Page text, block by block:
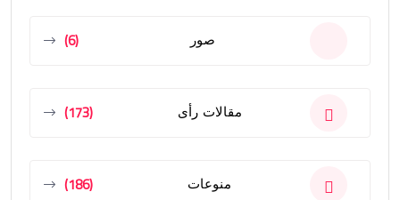
صور (6)
مقالات رأى (173)
منوعات (186)